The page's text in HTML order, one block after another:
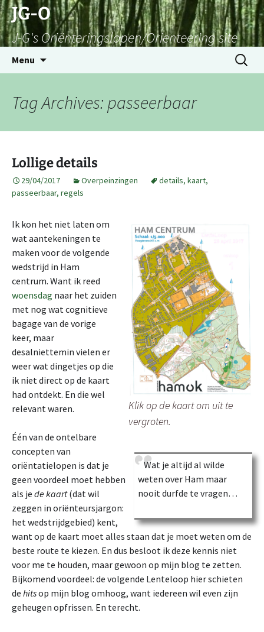
Skip
to
content
JG-O
J-G's Oriënteringslopen/Orienteering site
Menu
Search
for:
Tag Archives: passeerbaar
Lollige details
29/04/2017 Overpeinzingen details, kaart,
passeerbaar, regels
Klik op de kaart om uit te
vergroten.
Ik kon het niet laten om
wat aantekeningen te
maken voor de volgende
wedstrijd in Ham
centrum. Want ik reed
woensdag naar het zuiden
met nog wat cognitieve
bagage van de vorige
keer, maar
desalniettemin vielen er
weer wat dingetjes op die
ik niet direct op de kaart
had ontdekt. En die wel
relevant waren.
Wat je altijd al wilde
weten over Ham maar
nooit durfde te vragen…
Één van de ontelbare
concepten van
oriëntatielopen is dat je
geen voordeel moet hebben
als je de kaart(dat wil
zeggen in oriënteursjargon:
het wedstrijdgebied) kent,
want op de kaart moet alles staan dat je moet weten om de
beste route te kiezen. En dus besloot ik deze kennis niet
voor me te houden, maar gewoon op mijn blog te zetten.
Bijkomend voordeel: de volgende Lenteloop hier schieten
de hitsop mijn blog omhoog, want iedereen wil even zijn
geheugen opfrissen. En terecht.